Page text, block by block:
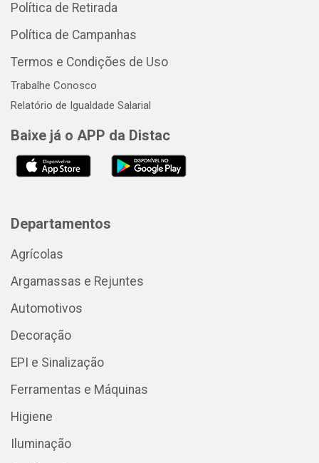
Política de Retirada
Política de Campanhas
Termos e Condições de Uso
Trabalhe Conosco
Relatório de Igualdade Salarial
Baixe já o APP da Distac
Departamentos
Agrícolas
Argamassas e Rejuntes
Automotivos
Decoração
EPI e Sinalização
Ferramentas e Máquinas
Higiene
Iluminação